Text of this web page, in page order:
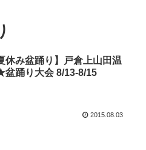
休み盆踊り】戸倉上山田温
盆踊り大会 8/13-8/15
2015.08.03